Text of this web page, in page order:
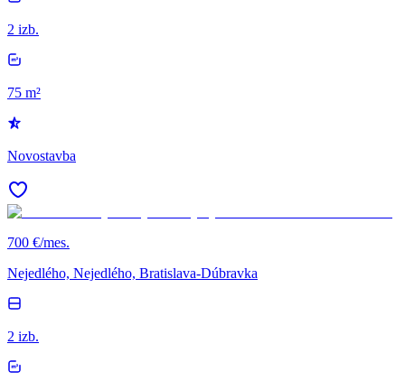
2 izb.
75 m²
Novostavba
700 €/mes.
Nejedlého, Nejedlého, Bratislava-Dúbravka
2 izb.